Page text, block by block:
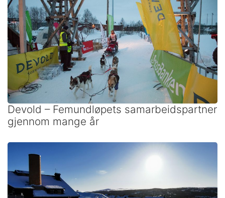
Devold – Femundløpets samarbeidspartner
gjennom mange år